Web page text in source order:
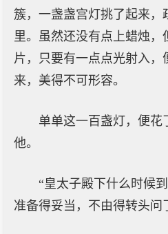
簇，一盏盏宫灯挑了起来，
里。虽然还没有点上蜡烛，
片，只要有一点点光射入，
来，美得不可形容。
单单这一百盏灯，便花
他。
“皇太子殿下什么时候
准备得妥当，不由得转头问